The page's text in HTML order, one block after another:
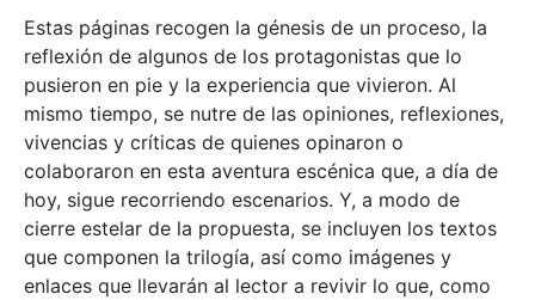
Estas páginas recogen la génesis de un proceso, la
reflexión de algunos de los protagonistas que lo
pusieron en pie y la experiencia que vivieron. Al
mismo tiempo, se nutre de las opiniones, reflexiones,
vivencias y críticas de quienes opinaron o
colaboraron en esta aventura escénica que, a día de
hoy, sigue recorriendo escenarios. Y, a modo de
cierre estelar de la propuesta, se incluyen los textos
que componen la trilogía, así como imágenes y
enlaces que llevarán al lector a revivir lo que, como